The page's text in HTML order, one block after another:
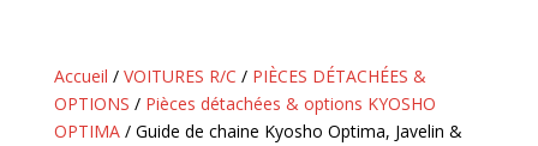
Accueil / VOITURES R/C / PIÈCES DÉTACHÉES &
OPTIONS / Pièces détachées & options KYOSHO
OPTIMA/ Guide de chaine Kyosho Optima, Javelin &